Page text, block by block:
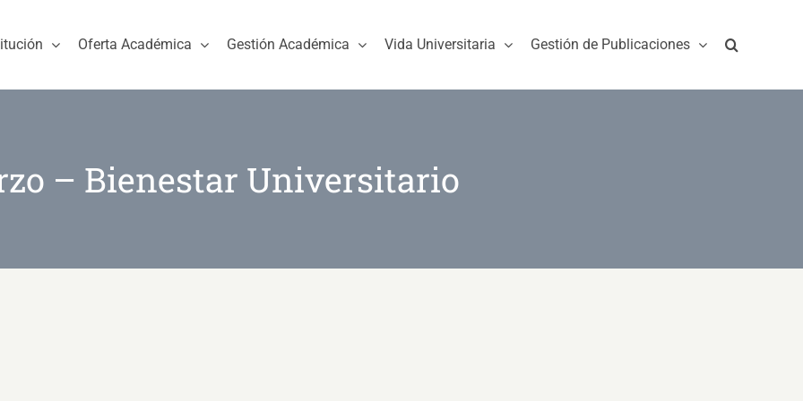
Oferta Académica Gestión Académica Vida Universitaria Gestión de Publicaciones
– Bienestar Universitario